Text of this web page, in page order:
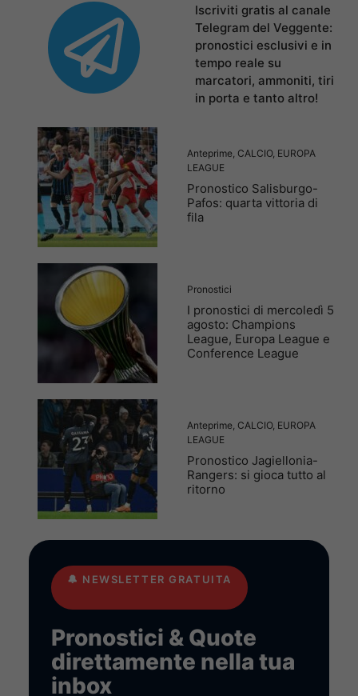
Iscriviti gratis al canale
Telegram del Veggente:
pronostici esclusivi e in
tempo reale su
marcatori, ammoniti, tiri
in porta e tanto altro!
Anteprime CALCIO, EUROPA
LEAGUE
Pronostico Salisburgo-
Pafos: quarta vittoria di
fila
Pronostici
I pronostici di mercoledì 5
agosto: Champions
League, Europa League e
Conference League
Anteprime CALCIO, EUROPA
LEAGUE
Pronostico Jagiellonia-
Rangers: si gioca tutto al
ritorno
🔔 NEWSLETTER GRATUITA
Pronostici & Quote
direttamente nella tua
inbox